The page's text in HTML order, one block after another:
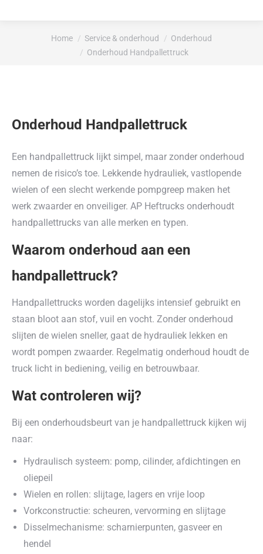
Je bent hier:Home Service & onderhoud
Onderhoud
Onderhoud Handpallettruck
Onderhoud Handpallettruck
Een handpallettruck lijkt simpel, maar zonder onderhoud
nemen de risico’s toe. Lekkende hydrauliek, vastlopende
wielen of een slecht werkende pompgreep maken het
werk zwaarder en onveiliger. AP Heftrucks onderhoudt
handpallettrucks van alle merken en typen.
Waarom onderhoud aan een
handpallettruck?
Handpallettrucks worden dagelijks intensief gebruikt en
staan bloot aan stof, vuil en vocht. Zonder onderhoud
slijten de wielen sneller, gaat de hydrauliek lekken en
wordt pompen zwaarder. Regelmatig onderhoud houdt de
truck licht in bediening, veilig en betrouwbaar.
Wat controleren wij?
Bij een onderhoudsbeurt van je handpallettruck kijken wij
naar:
Hydraulisch systeem: pomp, cilinder, afdichtingen en
oliepeil
Wielen en rollen: slijtage, lagers en vrije loop
Vorkconstructie: scheuren, vervorming en slijtage
Disselmechanisme: scharnierpunten, gasveer en
hendel